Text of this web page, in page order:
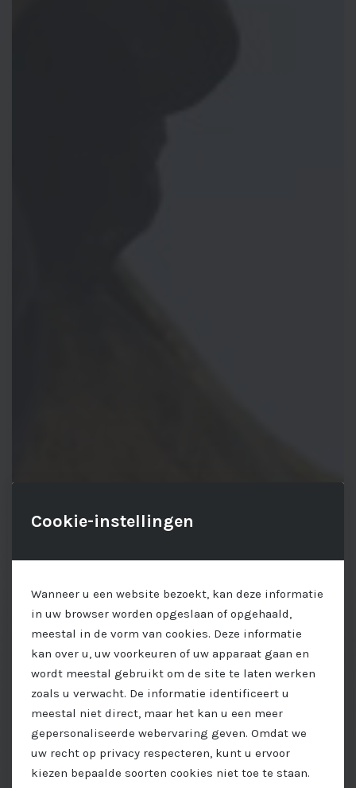
Cookie-instellingen
Wanneer u een website bezoekt, kan deze informatie
in uw browser worden opgeslaan of opgehaald,
meestal in de vorm van cookies. Deze informatie
kan over u, uw voorkeuren of uw apparaat gaan en
wordt meestal gebruikt om de site te laten werken
zoals u verwacht. De informatie identificeert u
meestal niet direct, maar het kan u een meer
gepersonaliseerde webervaring geven. Omdat we
uw recht op privacy respecteren, kunt u ervoor
kiezen bepaalde soorten cookies niet toe te staan.